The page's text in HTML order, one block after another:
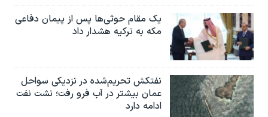
یک مقام حوثی‌ها پس از پیمان دفاعی
مکه به ترکیه هشدار داد
نفتکش تحریم‌شده در نزدیکی سواحل
عمان بیشتر در آب فرو رفت؛ نشت نفت
ادامه دارد